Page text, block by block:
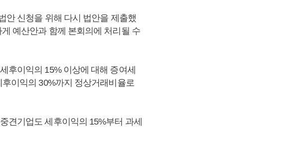
안 신청을 위해 다시 법안을 제출했
예산안과 함께 본회의에 처리될 수
후이익의 15% 이상에 대해 증여세
이익의 30%까지 정상거래비율로
견기업도 세후이익의 15%부터 과세